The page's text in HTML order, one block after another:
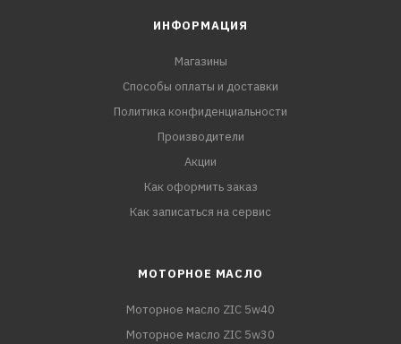
ИНФОРМАЦИЯ
Магазины
Способы оплаты и доставки
Политика конфиденциальности
Производители
Акции
Как оформить заказ
Как записаться на сервис
МОТОРНОЕ МАСЛО
Моторное масло ZIC 5w40
Моторное масло ZIC 5w30